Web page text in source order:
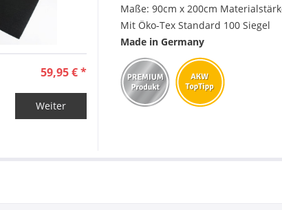
59,95 € *
Weiter
Maße: 90cm x 200cm
Mit Öko-Tex Standard 100 Siegel
Made in Germany